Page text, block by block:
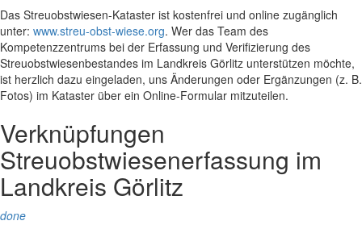
Das Streuobstwiesen-Kataster ist kostenfrei und online zugänglich
unter: www.streu-obst-wiese.org. Wer das Team des
Kompetenzzentrums bei der Erfassung und Verifizierung des
Streuobstwiesenbestandes im Landkreis Görlitz unterstützen möchte,
ist herzlich dazu eingeladen, uns Änderungen oder Ergänzungen (z. B.
Fotos) im Kataster über ein Online-Formular mitzuteilen.
Verknüpfungen
Streuobstwiesenerfassung im
Landkreis Görlitz
done